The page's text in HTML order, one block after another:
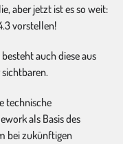
aber jetzt ist es so weit:
vorstellen!
auch diese aus
technische
als Basis des
bei zukünftigen